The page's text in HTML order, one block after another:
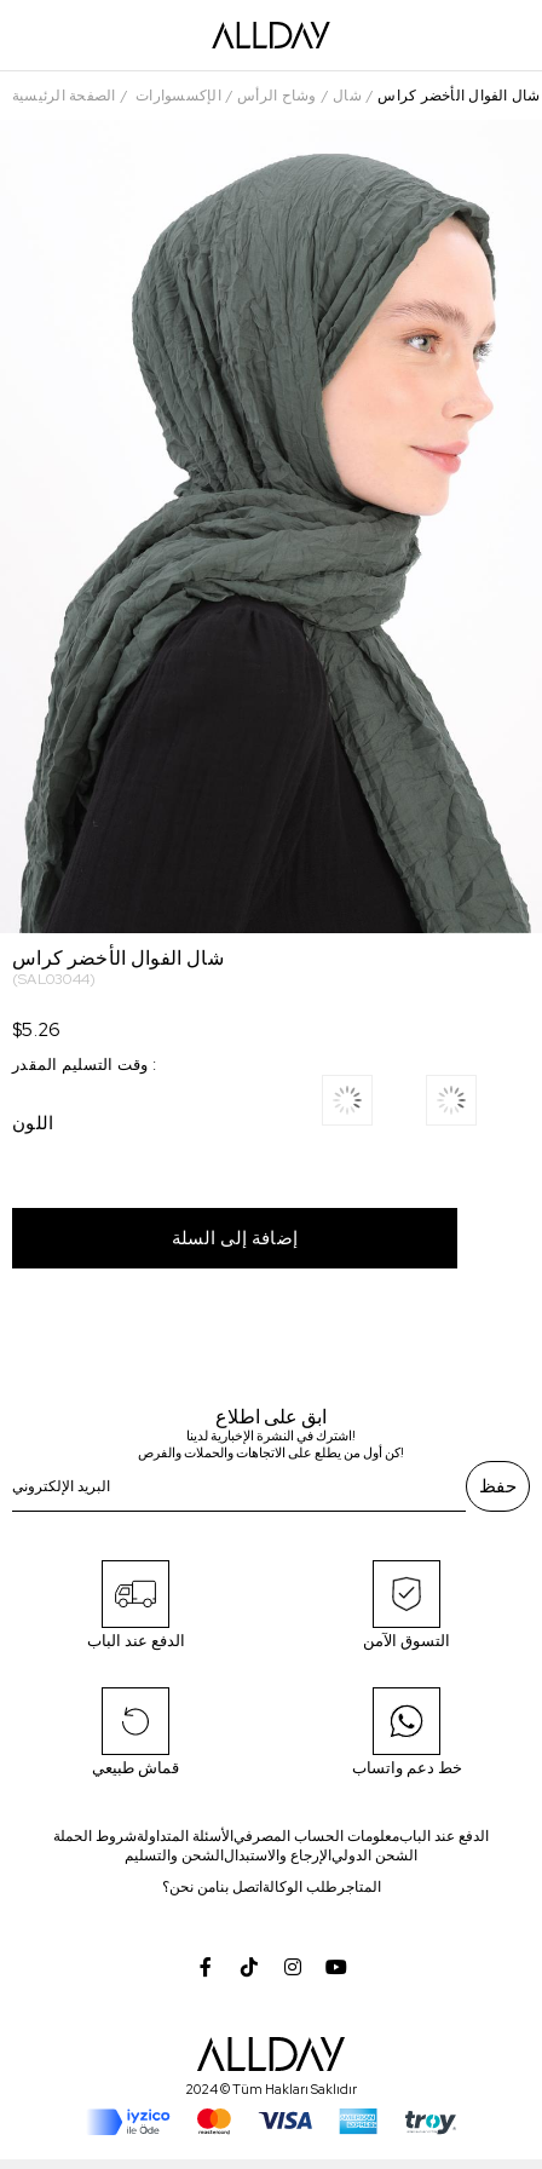
الصفحة الرئيسية الإكسسوارات وشاح الرأس شال شال الفوال الأخضر كراس
شال الفوال الأخضر كراس
(SAL03044)
$5.26
وقت التسليم المقدر :
اللون
ابق على اطلاع
اشترك في النشرة الإخبارية لدينا!
كن أول من يطلع على الاتجاهات والحملات والفرص!
حفظ
الدفع عند الباب التسوق الآمن
قماش طبيعي خط دعم واتساب
شروط الحملةالأسئلة المتداولةمعلومات الحساب المصرفيالدفع عند الباب
الشحن والتسليمالإرجاع والاستبدالالشحن الدولي
من نحن؟اتصل بناطلب الوكالة المتاجر
2024 © Tüm Hakları Saklıdır